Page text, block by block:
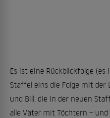
Es ist eine Rückblickfolge
Staffel eins die Folge mit der
und Bill, die in der neuen
alle Väter mit Töchtern –